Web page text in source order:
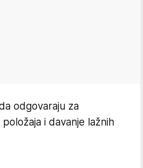
odgovaraju za
i davanje lažnih